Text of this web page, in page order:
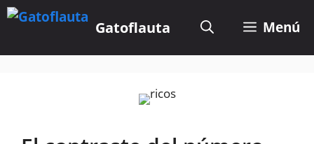
Saltar
Gatoflauta Menú